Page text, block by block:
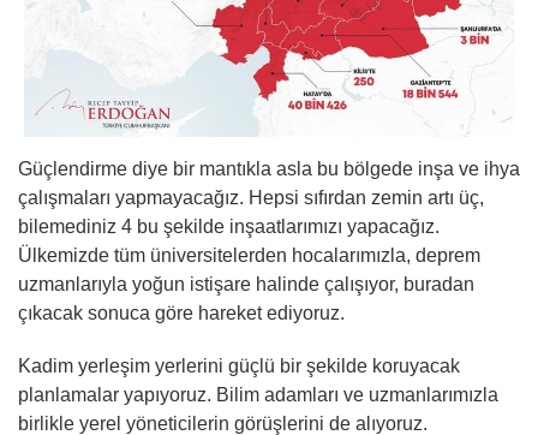
Güçlendirme diye bir mantıkla asla bu bölgede inşa ve ihya
çalışmaları yapmayacağız. Hepsi sıfırdan zemin artı üç,
bilemediniz 4 bu şekilde inşaatlarımızı yapacağız.
Ülkemizde tüm üniversitelerden hocalarımızla, deprem
uzmanlarıyla yoğun istişare halinde çalışıyor, buradan
çıkacak sonuca göre hareket ediyoruz.
Kadim yerleşim yerlerini güçlü bir şekilde koruyacak
planlamalar yapıyoruz. Bilim adamları ve uzmanlarımızla
birlikle yerel yöneticilerin görüşlerini de alıyoruz.